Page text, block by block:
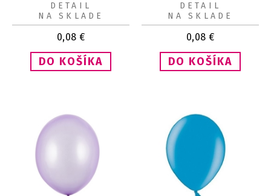
0,08 €
DETAIL
NA SKLADE
0,08 €
DETAIL
NA SKLADE